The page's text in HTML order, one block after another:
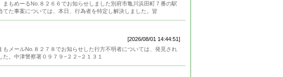
もめーるNo.８２６６でお知らせしました別府市亀川浜田町７番の駅
た事案については、本日、行為者を特定し解決しました。皆
[2026/08/01 14:44:51]
メールNo.８２７８でお知らせした行方不明者については、発見され
。中津警察署０９７９−２２−２１３１